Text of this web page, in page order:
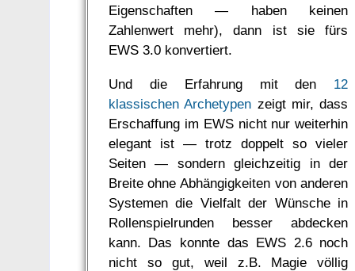
Eigenschaften — haben keinen
Zahlenwert mehr), dann ist sie fürs
EWS 3.0 konvertiert.
Und die Erfahrung mit den 12
klassischen Archetypen zeigt mir, dass
Erschaffung im EWS nicht nur weiterhin
elegant ist — trotz doppelt so vieler
Seiten — sondern gleichzeitig in der
Breite ohne Abhängigkeiten von anderen
Systemen die Vielfalt der Wünsche in
Rollenspielrunden besser abdecken
kann. Das konnte das EWS 2.6 noch
nicht so gut, weil z.B. Magie völlig